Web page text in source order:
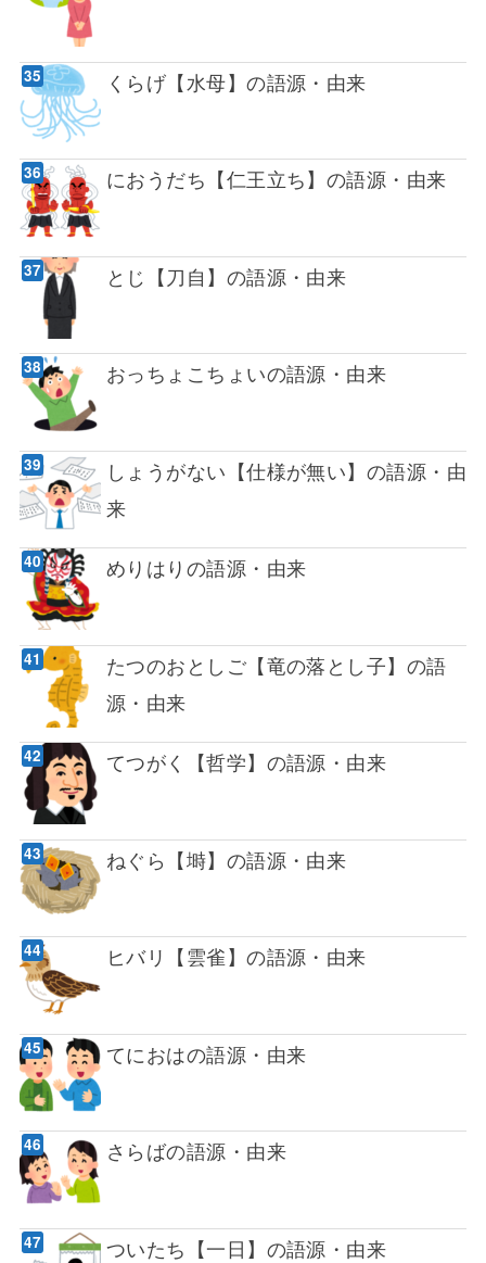
くらげ【水母】の語源・由来
におうだち【仁王立ち】の語源・由来
とじ【刀自】の語源・由来
おっちょこちょいの語源・由来
しょうがない【仕様が無い】の語源・由
来
めりはりの語源・由来
たつのおとしご【竜の落とし子】の語
源・由来
てつがく【哲学】の語源・由来
ねぐら【塒】の語源・由来
ヒバリ【雲雀】の語源・由来
てにおはの語源・由来
さらばの語源・由来
ついたち【一日】の語源・由来